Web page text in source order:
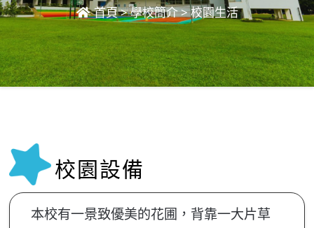
首頁>學校簡介>校園生活
校園設備
本校有一景致優美的花圃，背靠一大片草